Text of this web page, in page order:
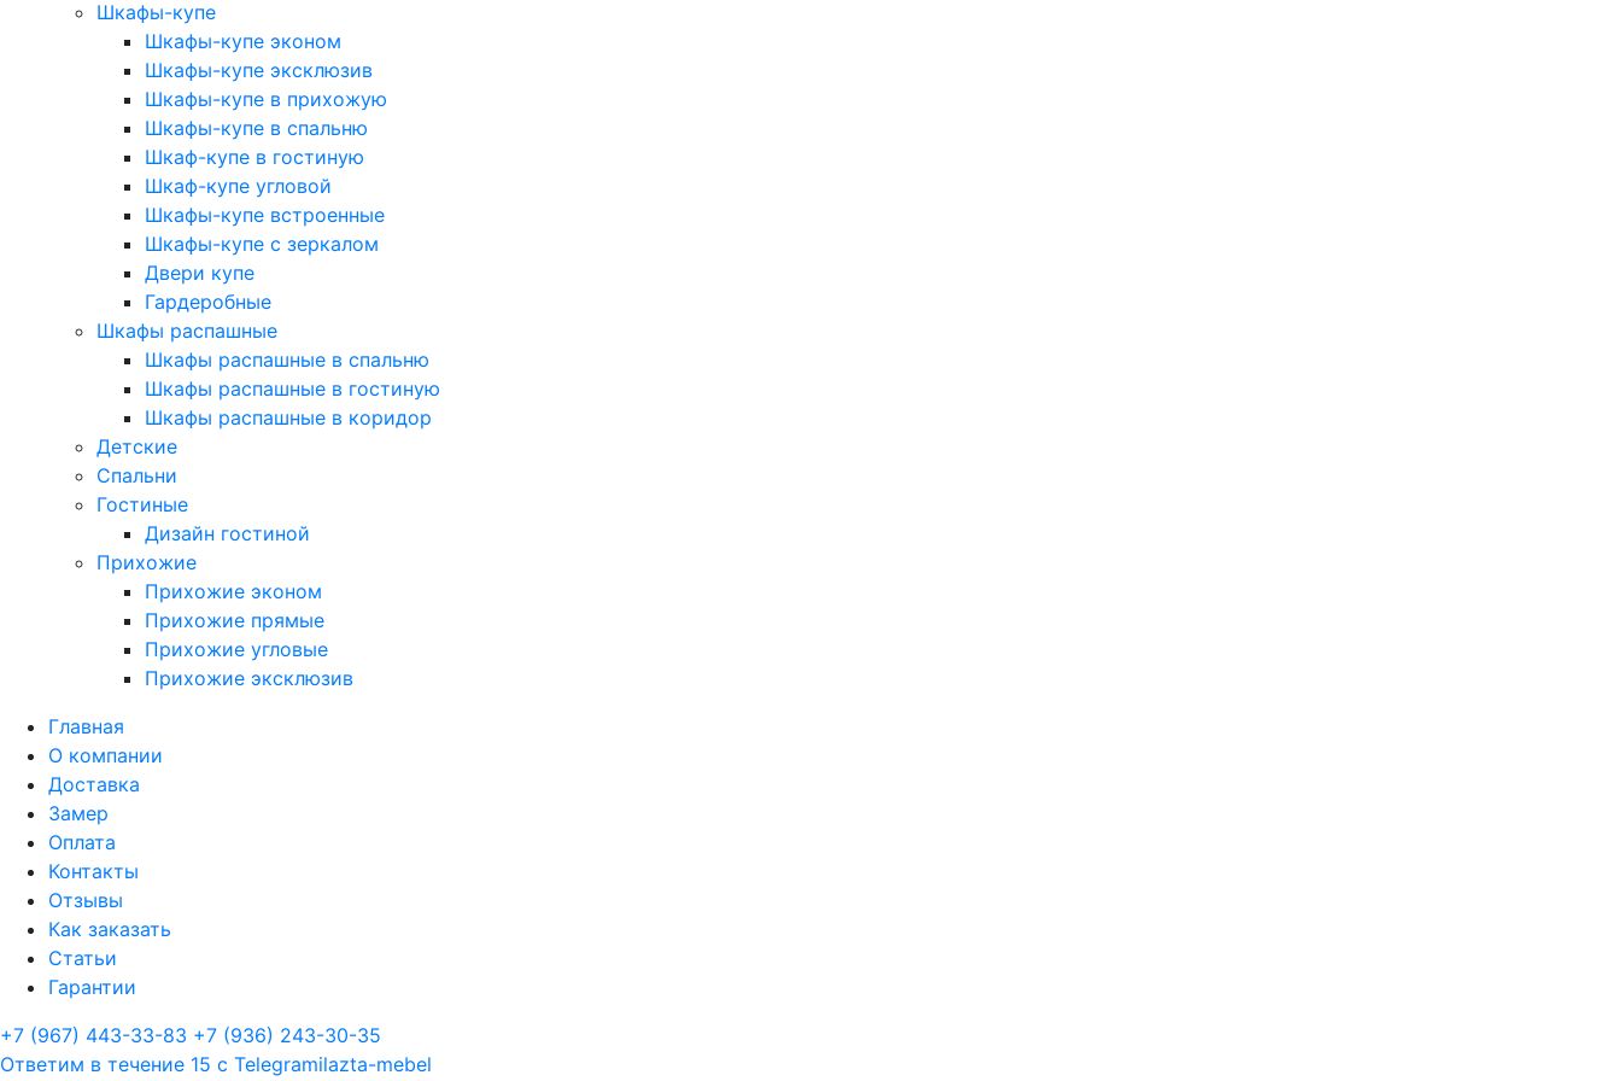
Шкафы-купе
Шкафы-купе эконом
Шкафы-купе эксклюзив
Шкафы-купе в прихожую
Шкафы-купе в спальню
Шкаф-купе в гостиную
Шкаф-купе угловой
Шкафы-купе встроенные
Шкафы-купе с зеркалом
Двери купе
Гардеробные
Шкафы распашные
Шкафы распашные в спальню
Шкафы распашные в гостиную
Шкафы распашные в коридор
Детские
Спальни
Гостиные
Дизайн гостиной
Прихожие
Прихожие эконом
Прихожие прямые
Прихожие угловые
Прихожие эксклюзив
Главная
О компании
Доставка
Замер
Оплата
Контакты
Отзывы
Как заказать
Статьи
Гарантии
+7 (967) 443-33-83 +7 (936) 243-30-35
Ответим в течение 15 с Telegramilazta-mebel